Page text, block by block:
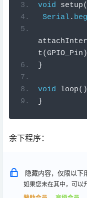
void setup
Serial.
t(GPIO_Pin
}
void loop()
}
余下程序：
隐藏内容，仅限以下
如果您未在其中，可以